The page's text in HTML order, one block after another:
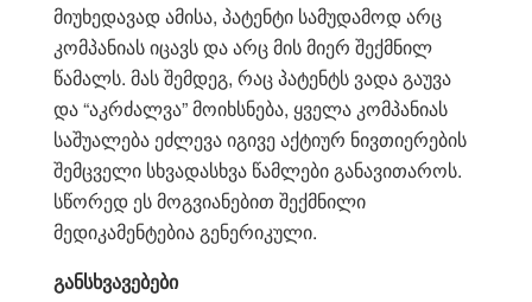
მიუხედავად ამისა, პატენტი სამუდამოდ არც
კომპანიას იცავს და არც მის მიერ შექმნილ
წამალს. მას შემდეგ, რაც პატენტს ვადა გაუვა
და “აკრძალვა” მოიხსნება, ყველა კომპანიას
საშუალება ეძლევა იგივე აქტიურ ნივთიერების
შემცველი სხვადასხვა წამლები განავითაროს.
სწორედ ეს მოგვიანებით შექმნილი
მედიკამენტებია გენერიკული.
განსხვავებები